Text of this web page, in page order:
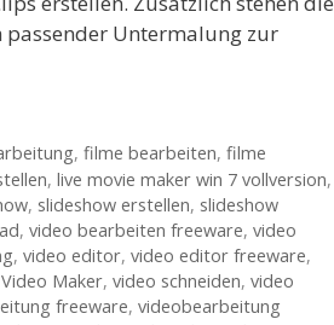
passender Untermalung zur
, filme bearbeiten, filme
, live movie maker win 7 vollversion,
, slideshow erstellen, slideshow
, video bearbeiten freeware, video
, video editor, video editor freeware,
Video Maker, video schneiden, video
freeware, videobearbeitung